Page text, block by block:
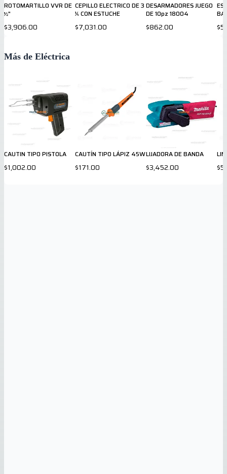
ROTOMARTILLO VVR DE
½"
$3,906.00
CEPILLO ELECTRICO DE 3
¼ CON ESTUCHE
$7,031.00
DESARMADORES JUEGO
DE 10pz 18004
$862.00
Más de Eléctrica
CAUTIN TIPO PISTOLA
$1,002.00
CAUTÍN TIPO LÁPIZ 45W
$171.00
LIJADORA DE BANDA
$3,452.00